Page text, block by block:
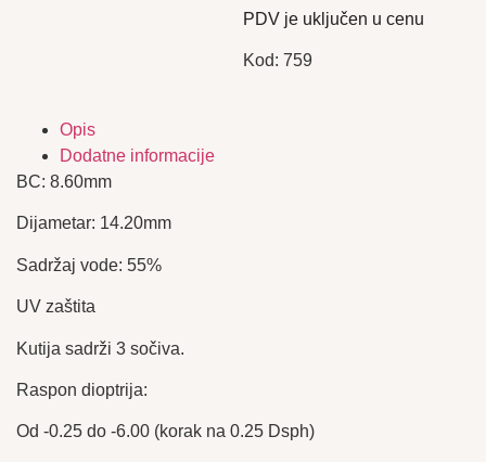
PDV je uključen u cenu
Kod: 759
Opis
Dodatne informacije
BC: 8.60mm
Dijametar: 14.20mm
Sadržaj vode: 55%
UV zaštita
Kutija sadrži 3 sočiva.
Raspon dioptrija:
Od -0.25 do -6.00 (korak na 0.25 Dsph)